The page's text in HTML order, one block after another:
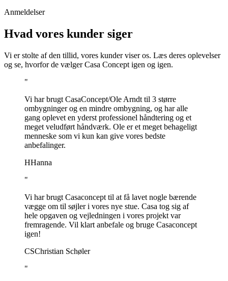
Anmeldelser
Hvad vores kunder siger
Vi er stolte af den tillid, vores kunder viser os. Læs deres oplevelser
og se, hvorfor de vælger Casa Concept igen og igen.
"
Vi har brugt CasaConcept/Ole Arndt til 3 større
ombygninger og en mindre ombygning, og har alle
gang oplevet en yderst professionel håndtering og et
meget veludført håndværk. Ole er et meget behageligt
menneske som vi kun kan give vores bedste
anbefalinger.
HHanna
"
Vi har brugt Casaconcept til at få lavet nogle bærende
vægge om til søjler i vores nye stue. Casa tog sig af
hele opgaven og vejledningen i vores projekt var
fremragende. Vil klart anbefale og bruge Casaconcept
igen!
CSChristian Schøler
"